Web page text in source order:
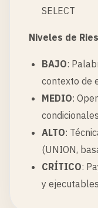
SELECT
Niveles de
BAJO:
contexto de
MEDIO:
condicionales
ALTO:
(UNION,
CRÍTICO:
y ejecutables